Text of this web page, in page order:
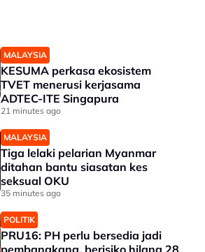
MALAYSIA
KESUMA perkasa ekosistem
TVET menerusi kerjasama
ADTEC-ITE Singapura
21 minutes ago
MALAYSIA
Tiga lelaki pelarian Myanmar
ditahan bantu siasatan kes
seksual OKU
35 minutes ago
POLITIK
PRU16: PH perlu bersedia jadi
pembangkang, berisiko hilang 28